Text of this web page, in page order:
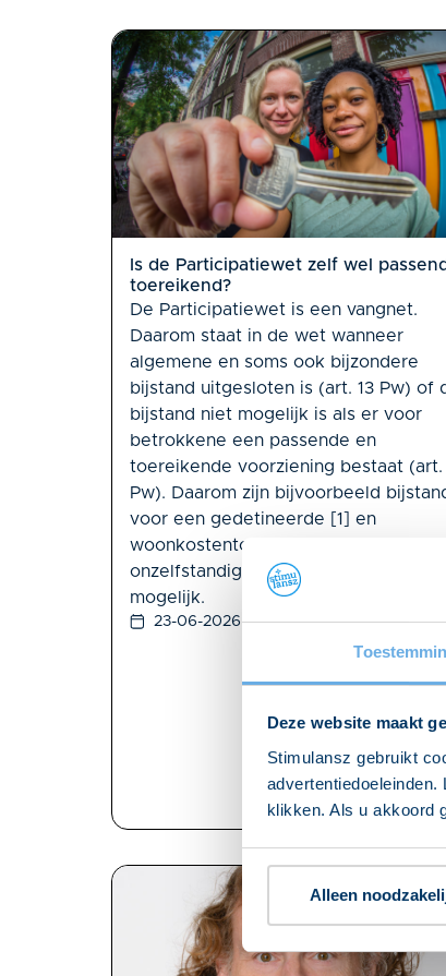
Deze website maakt
Stimulansz gebruikt
klikken. Als u akkoord
Alleen
Is de Participatiewet zelf wel
toereikend?
De Participatiewet is een vangnet.
Daarom staat in de wet wanneer
algemene en soms ook bijzondere
bijstand uitgesloten is (art. 13 Pw) of
bijstand niet mogelijk is als er voor
betrokkene een passende en
toereikende voorziening bestaat (art.
Pw). Daarom zijn bijvoorbeeld
voor een gedetineerde [1] en
woonkostentoeslag voor een
onzelfstandige huurwoning [2] niet
mogelijk.
23-06-2026